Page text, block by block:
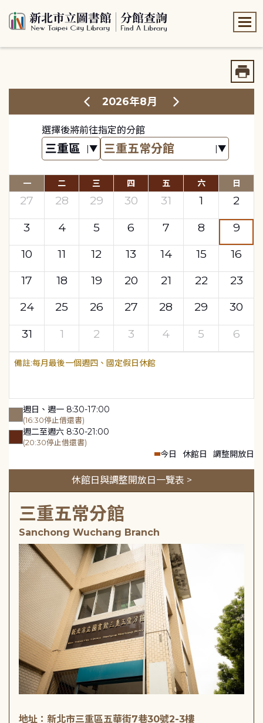
2026年8月
選擇後將前往指定的分館
一 二 三 四 五 六 日
27 28 29 30 31 1
2
3
4 5 6 7 8
9
10
11 12 13 14 15
16
17
18 19 20 21 22
23
24
25 26 27 28 29
30
31
1 2 3 4 5 6
每月最後一個週四、國定假日休館
週日、週一 8:30-17:00
(16:30停止借還書)
週二至週六 8:30-21:00
(20:30停止借還書)
今日 休館日 調整開放日
休館日與調整開放日一覽表 >
三重五常分館
Sanchong Wuchang Branch
地址：新北市三重區五華街7巷30號2-3樓